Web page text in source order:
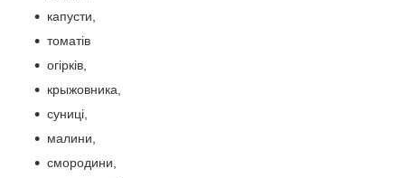
капусти,
томатів
огірків,
крыжовника,
суниці,
малини,
смородини,